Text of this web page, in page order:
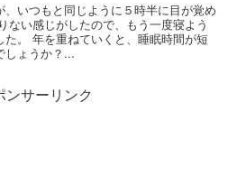
いつもと同じように５時半に目が覚め
ない感じがしたので、もう一度寝よう
。 年を重ねていくと、睡眠時間が短
しょうか？...
ンサーリンク